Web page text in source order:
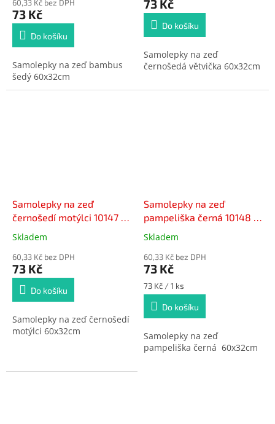
60,33 Kč bez DPH
73 Kč
Do košíku
Samolepky na zeď bambus
šedý 60x32cm
je
5,0
hvězdiček.
73 Kč
Do košíku
Samolepky na zeď
černošedá větvička 60x32cm
Samolepky na zeď
černošedí motýlci 10147 ,
60x32cm
Průměrné
produktu
je
5,0
hvězdiček.
Skladem
60,33 Kč bez DPH
73 Kč
Do košíku
Samolepky na zeď černošedí
motýlci 60x32cm
Samolepky na zeď
pampeliška černá 10148 ,
60x32cm
Průměrné
produktu
je
5,0
z
hvězdiček.
Skladem
60,33 Kč bez DPH
73 Kč
Měrná
cena:
73 Kč / 1 ks
Do košíku
Samolepky na zeď
pampeliška černá 60x32cm